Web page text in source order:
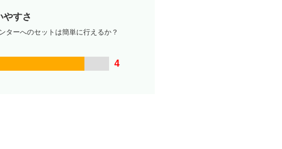
やすさ
ターへのセットは簡単に行えるか？
4